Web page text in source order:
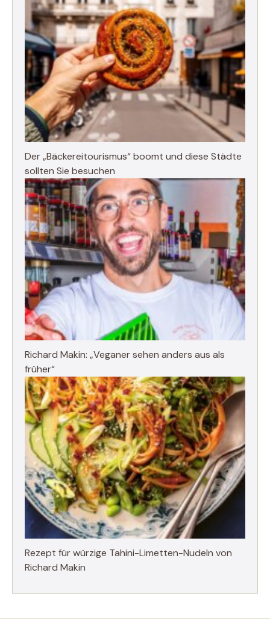
Der „Bäckereitourismus“ boomt und diese Städte
sollten Sie besuchen
Richard Makin: „Veganer sehen anders aus als
früher“
Rezept für würzige Tahini-Limetten-Nudeln von
Richard Makin